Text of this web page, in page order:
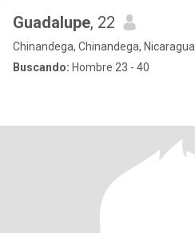
Guadalupe, 22
Chinandega, Chinandega, Nicaragua
Buscando: Hombre 23 - 40